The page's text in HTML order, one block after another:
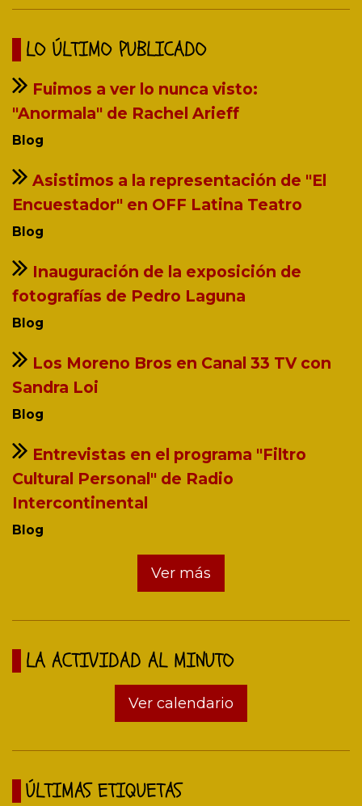
LO ÚLTIMO PUBLICADO
Fuimos a ver lo nunca visto:
"Anormala" de Rachel Arieff
Blog
Asistimos a la representación de "El
Encuestador" en OFF Latina Teatro
Blog
Inauguración de la exposición de
fotografías de Pedro Laguna
Blog
Los Moreno Bros en Canal 33 TV con
Sandra Loi
Blog
Entrevistas en el programa "Filtro
Cultural Personal" de Radio
Intercontinental
Blog
Ver más
LA ACTIVIDAD AL MINUTO
Ver calendario
ÚLTIMAS ETIQUETAS